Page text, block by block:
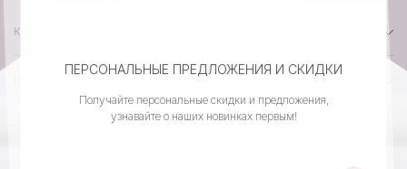
КАТАЛОГ
ПЕРСОНАЛЬНЫЕ ПРЕДЛОЖЕНИЯ И СКИДКИ
Получайте персональные скидки и предложения,
узнавайте о наших новинках первым!